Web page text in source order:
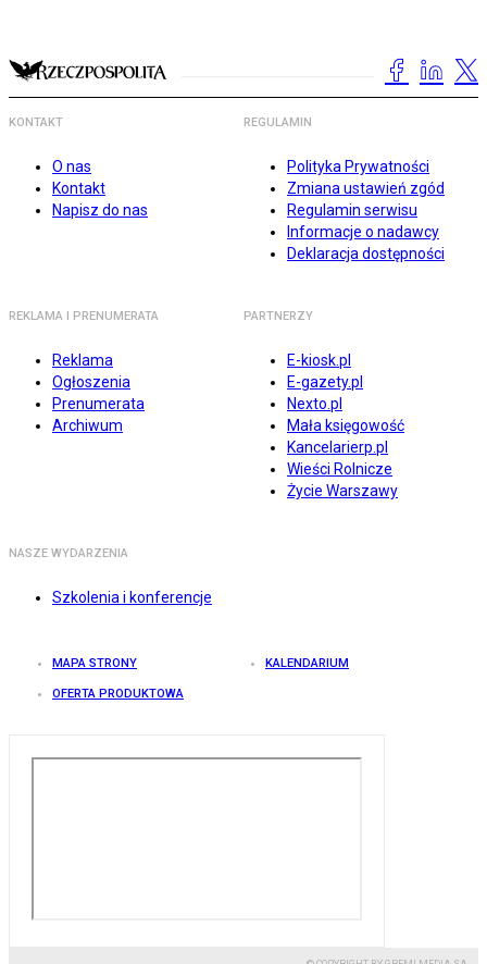
KONTAKT
O nas
Kontakt
Napisz do nas
REGULAMIN
Polityka Prywatności
Zmiana ustawień zgód
Regulamin serwisu
Informacje o nadawcy
Deklaracja dostępności
REKLAMA I PRENUMERATA
Reklama
Ogłoszenia
Prenumerata
Archiwum
PARTNERZY
E-kiosk.pl
E-gazety.pl
Nexto.pl
Mała księgowość
Kancelarierp.pl
Wieści Rolnicze
Życie Warszawy
NASZE WYDARZENIA
Szkolenia i konferencje
MAPA STRONY KALENDARIUM
OFERTA PRODUKTOWA